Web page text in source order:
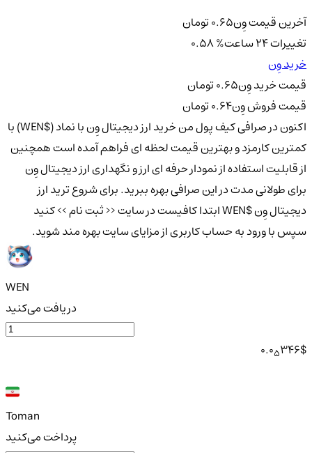
آخرین قیمت وِن0.65تومان
تغییرات 24 ساعت
0.58%
خرید وِن
قیمت خرید وِن0.65تومان
قیمت فروش وِن0.64تومان
اکنون در صرافی کیف پول من خرید ارز دیجیتال وِن با نماد ($WEN) با
کمترین کارمزد و بهترین قیمت لحظه ای فراهم آمده است همچنین
از قابلیت استفاده از نمودار حرفه ای ارز و نگهداری ارز دیجیتال وِن
برای طولانی مدت در این صرافی بهره ببرید. برای شروع ترید ارز
دیجیتال وِن $WEN ابتدا کافیست در سایت << ثبت نام >> کنید
سپس با ورود به حساب کاربری از مزایای سایت بهره مند شوید.
WEN
دریافت می‌کنید
0.05346$
Toman
پرداخت می‌کنید